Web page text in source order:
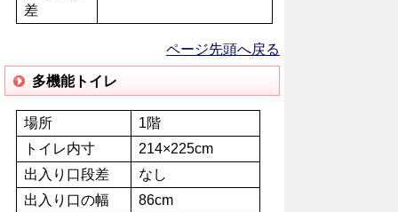
差
ページ先頭へ戻る
多機能トイレ
場所
1階
トイレ内寸
214×225cm
出入り口段差
なし
出入り口の幅
86cm